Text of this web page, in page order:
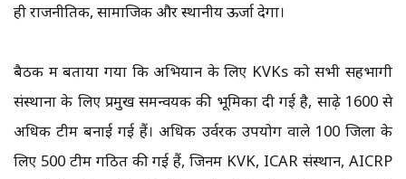
ही राजनीतिक, सामाजिक और स्थानीय ऊर्जा देगा।
बैठक में बताया गया कि अभियान के लिए KVKs को सभी सहभागी
संस्थानों के लिए प्रमुख समन्वयक की भूमिका दी गई है, साढ़े 1600 से
अधिक टीमें बनाई गई हैं। अधिक उर्वरक उपयोग वाले 100 जिलों के
लिए 500 टीमें गठित की गई हैं, जिनमें KVK, ICAR संस्थान, AICRP